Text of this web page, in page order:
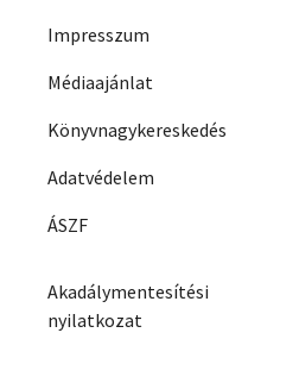
Impresszum
Médiaajánlat
Könyvnagykereskedés
Adatvédelem
ÁSZF
Akadálymentesítési
nyilatkozat